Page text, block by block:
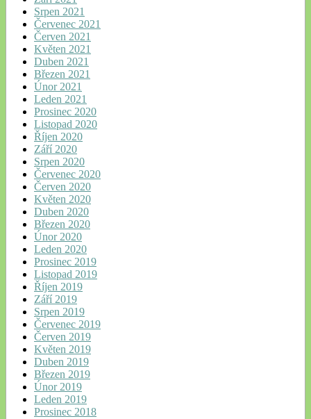
Srpen 2021
Červenec 2021
Červen 2021
Květen 2021
Duben 2021
Březen 2021
Únor 2021
Leden 2021
Prosinec 2020
Listopad 2020
Říjen 2020
Září 2020
Srpen 2020
Červenec 2020
Červen 2020
Květen 2020
Duben 2020
Březen 2020
Únor 2020
Leden 2020
Prosinec 2019
Listopad 2019
Říjen 2019
Září 2019
Srpen 2019
Červenec 2019
Červen 2019
Květen 2019
Duben 2019
Březen 2019
Únor 2019
Leden 2019
Prosinec 2018